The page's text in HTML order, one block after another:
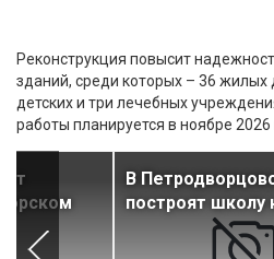
Реконструкция повысит
зданий, среди которых – 36
детских и три лечебных
работы планируется в ноябре 2026
В
построят школу